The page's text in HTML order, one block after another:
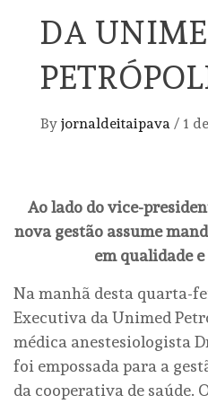
DA
By jornaldeitaipava / 1
Ao lado do vice-
nova gestão assume
em qualidade
Na manhã desta quarta-
Executiva da Unimed
médica anestesiologista
foi empossada para a
da cooperativa de saúde.